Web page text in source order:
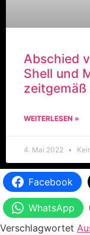
Abschied
Shell und
zeitgemäß
WEITERLESEN »
4. Mai 2022
Facebook
WhatsApp
Verschlagwortet